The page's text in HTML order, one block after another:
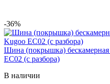
-36%
Шина (покрышка)
EC02 (с разбора)
В наличии